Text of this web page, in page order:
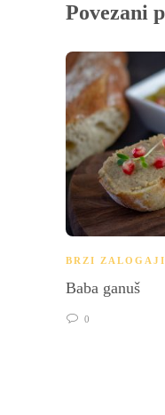
Povezani
BRZI ZALOGAJI
Baba ganuš
0